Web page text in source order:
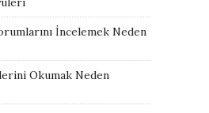
İncelemek Neden
Okumak Neden